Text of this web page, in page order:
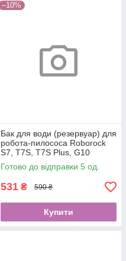
–10%
Бак для води (резервуар) для
робота-пилососа Roborock
S7, T7S, T7S Plus, G10
(Black)
Готово до відправки 5 од.
531 ₴ 590 ₴
Купити